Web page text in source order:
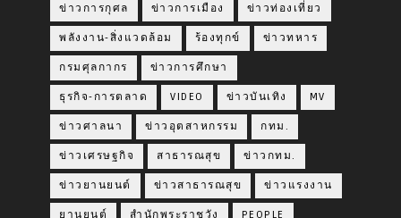
ข่าวการกุศล ข่าวการเมือง ข่าวท่องเที่ยว
พลังงาน-สิ่งแวดล้อม ร้องทุกข์ ข่าวทหาร
กรมศุลกากร ข่าวการศึกษา
ธุรกิจ-การตลาด VIDEO ข่าวบันเทิง MV
ข่าวศาลนา ข่าวอุตสาหกรรม กทม.
ข่าวเศรษฐกิจ สาธารณสุข ข่าวกทม.
ข่าวยานยนต์ ข่าวสาธารณสุข ข่าวแรงงาน
ยานยนต์ สำนักพระราชวัง PEOPLE